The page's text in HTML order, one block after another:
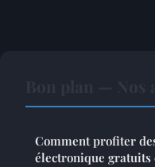
Comment profiter
électronique gratuits